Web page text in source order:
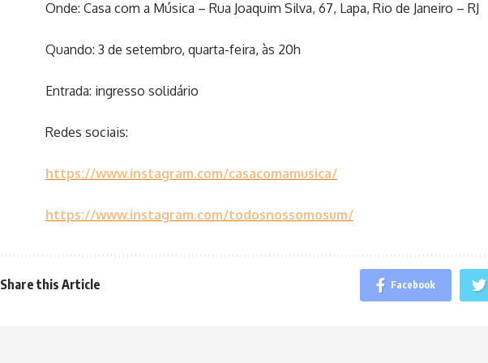
Onde: Casa com a Música – Rua Joaquim Silva, 67, Lapa, Rio de Janeiro – RJ
Quando: 3 de setembro, quarta-feira, às 20h
Entrada: ingresso solidário
Redes sociais:
https://www.instagram.com/casacomamusica/
https://www.instagram.com/todosnossomosum/
Share this Article Facebook